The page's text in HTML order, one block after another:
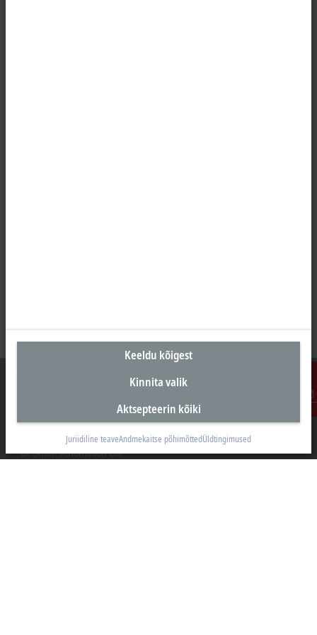
Kontakt
Peakontor Eesti
Beckhoff Automation OÜ
Keeldu kõigest
Kinnita valik
Aktsepteerin kõiki
Juriidiline teaveAndmekaitse põhimõttedÜldtingimused